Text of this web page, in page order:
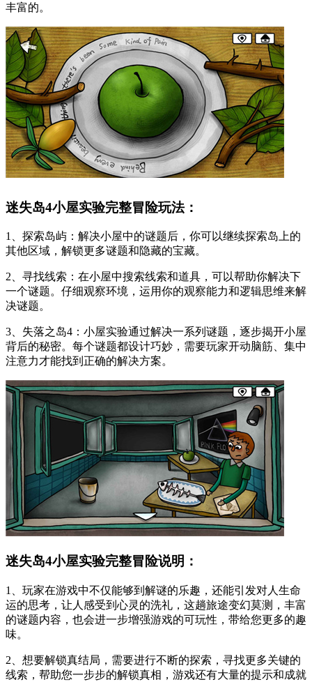
丰富的。
迷失岛4小屋实验完整冒险玩法：
1、探索岛屿：解决小屋中的谜题后，你可以继续探索岛上的
其他区域，解锁更多谜题和隐藏的宝藏。
2、寻找线索：在小屋中搜索线索和道具，可以帮助你解决下
一个谜题。仔细观察环境，运用你的观察能力和逻辑思维来解
决谜题。
3、失落之岛4：小屋实验通过解决一系列谜题，逐步揭开小屋
背后的秘密。每个谜题都设计巧妙，需要玩家开动脑筋、集中
注意力才能找到正确的解决方案。
迷失岛4小屋实验完整冒险说明：
1、玩家在游戏中不仅能够到解谜的乐趣，还能引发对人生命
运的思考，让人感受到心灵的洗礼，这趟旅途变幻莫测，丰富
的谜题内容，也会进一步增强游戏的可玩性，带给您更多的趣
味。
2、想要解锁真结局，需要进行不断的探索，寻找更多关键的
线索，帮助您一步步的解锁真相，游戏还有大量的提示和成就